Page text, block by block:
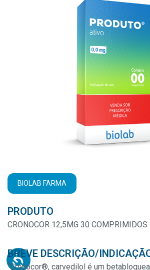
BIOLAB FARMA
PRODUTO
CRONOCOR 12,5MG 30 COMPRIMIDOS
BREVE DESCRIÇÃO/
“Cronocor®, carvedilol é um